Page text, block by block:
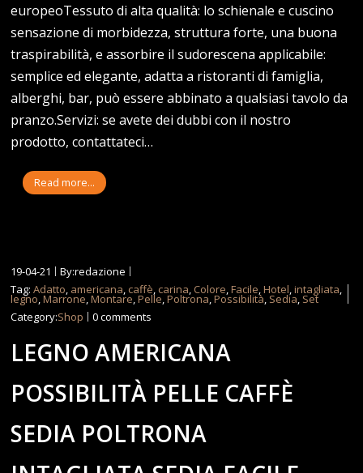
europeoTessuto di alta qualità: lo schienale e cuscino
sensazione di morbidezza, struttura forte, una buona
traspirabilità, e assorbire il sudorescena applicabile:
semplice ed elegante, adatta a ristoranti di famiglia,
alberghi, bar, può essere abbinato a qualsiasi tavolo da
pranzo.Servizi: se avete dei dubbi con il nostro
prodotto, contattateci…
Read more...
19-04-21
By:redazione
Tag:Adatto, americana, caffè, carina, Colore,Facile,Hotel,intagliata,
legno,Marrone,Montare,Pelle,Poltrona,Possibilità, Sedia, Set
Category:Shop 0 comments
LEGNO AMERICANA
POSSIBILITÀ PELLE CAFFÈ
SEDIA POLTRONA